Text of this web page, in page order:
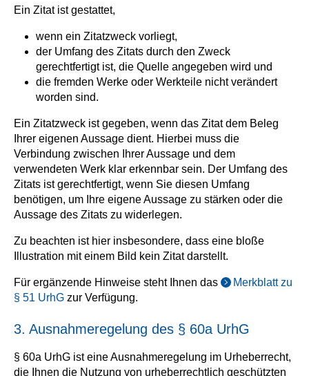
Ein Zitat ist gestattet,
wenn ein Zitatzweck vorliegt,
der Umfang des Zitats durch den Zweck
gerechtfertigt ist, die Quelle angegeben wird und
die fremden Werke oder Werkteile nicht verändert
worden sind.
Ein Zitatzweck ist gegeben, wenn das Zitat dem Beleg
Ihrer eigenen Aussage dient. Hierbei muss die
Verbindung zwischen Ihrer Aussage und dem
verwendeten Werk klar erkennbar sein. Der Umfang des
Zitats ist gerechtfertigt, wenn Sie diesen Umfang
benötigen, um Ihre eigene Aussage zu stärken oder die
Aussage des Zitats zu widerlegen.
Zu beachten ist hier insbesondere, dass eine bloße
Illustration mit einem Bild kein Zitat darstellt.
Für ergänzende Hinweise steht Ihnen das
Merkblatt zu
§ 51 UrhG zur Verfügung.
3. Ausnahmeregelung des § 60a UrhG
§ 60a UrhG ist eine Ausnahmeregelung im Urheberrecht,
die Ihnen die Nutzung von urheberrechtlich geschützten